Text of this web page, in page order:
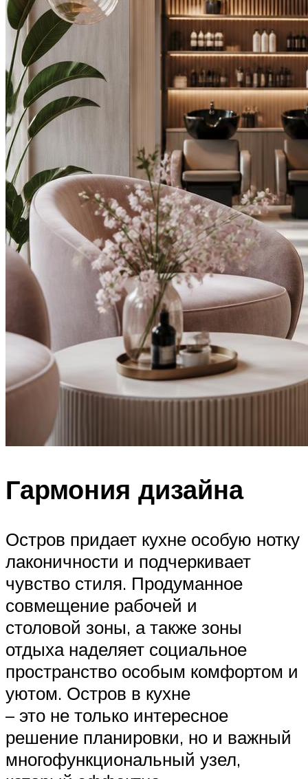
Гармония дизайна
Остров придает кухне особую нотку
лаконичности и подчеркивает
чувство стиля. Продуманное
совмещение рабочей и
столовой зоны, а также зоны
отдыха наделяет социальное
пространство особым комфортом и
уютом. Остров в кухне
– это не только интересное
решение планировки, но и важный
многофункциональный узел,